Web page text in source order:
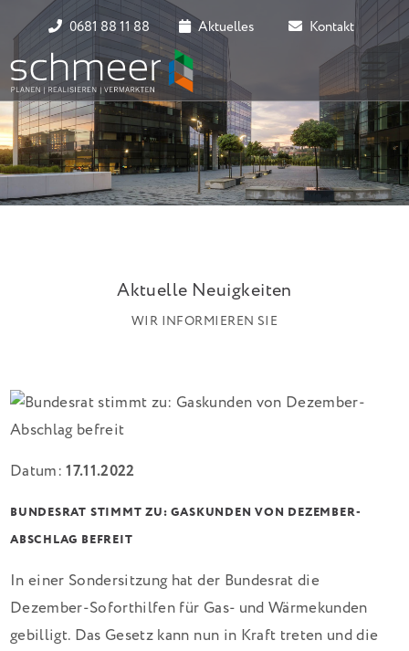
0681 88 11 88 Aktuelles Kontakt
Aktuelle Neuigkeiten
WIR INFORMIEREN SIE
Datum:17.11.2022
BUNDESRAT STIMMT ZU: GASKUNDEN VON DEZEMBER-
ABSCHLAG BEFREIT
In einer Sondersitzung hat der Bundesrat die
Dezember-Soforthilfen für Gas- und Wärmekunden
gebilligt. Das Gesetz kann nun in Kraft treten und die